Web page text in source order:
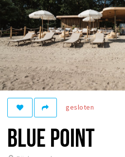
Eten
Drinken
Slapen
Recreatief
Winkels
Winkelgebieden
Bezienswaardigheden
gesloten
BLUE POINT